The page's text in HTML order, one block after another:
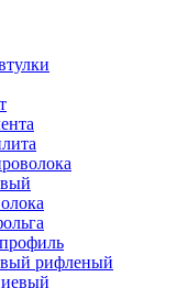
рифленый